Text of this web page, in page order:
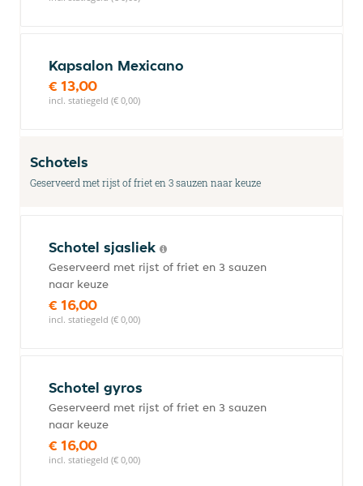
Kapsalon Mexicano
€ 13,00
incl. statiegeld (€ 0,00)
Schotels
Geserveerd met rijst of friet en 3 sauzen naar keuze
Schotel sjasliek
Geserveerd met rijst of friet en 3 sauzen
naar keuze
€ 16,00
incl. statiegeld (€ 0,00)
Schotel gyros
Geserveerd met rijst of friet en 3 sauzen
naar keuze
€ 16,00
incl. statiegeld (€ 0,00)